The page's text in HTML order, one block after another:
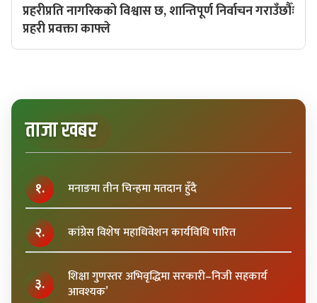
प्रहरीप्रति नागरिकको विश्वास छ, शान्तिपूर्ण निर्वाचन गराउँछौँः
प्रहरी प्रवक्ता काफ्ले
ताजा खबर
१. मनाङमा तीन चिन्हमा मतदान हुँदै
२. कांग्रेस विशेष महाधिवेशन कार्यविधि पारित
३.
शिक्षा गुणस्तर अभिवृद्धिमा सरकारी–निजी सहकार्य
आवश्यक’